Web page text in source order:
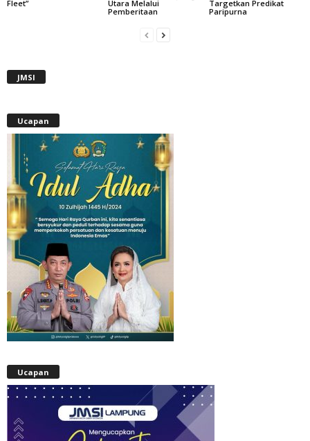
Fleet”
Utara Melalui
Pemberitaan
Targetkan Predikat
Paripurna
JMSI
Ucapan
Ucapan